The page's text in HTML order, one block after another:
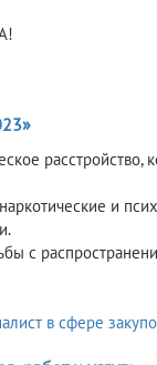
расстройство,
и
с